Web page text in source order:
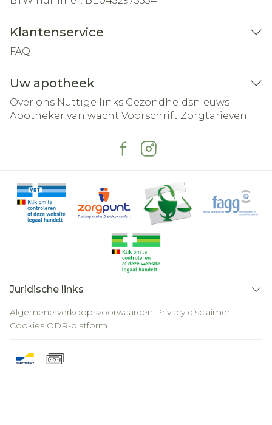
Klantenservice
FAQ
Uw apotheek
Over ons Nuttige links Gezondheidsnieuws
Apotheker van wacht Voorschrift Zorgtarieven
Juridische links
Algemene verkoopsvoorwaarden Privacy disclaimer
Cookies ODR-platform